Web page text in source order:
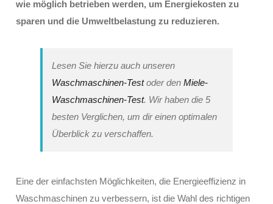
wie möglich betrieben werden, um Energiekosten zu
sparen und die Umweltbelastung zu reduzieren.
Lesen Sie hierzu auch unseren
Waschmaschinen-Testoder den Miele-
Waschmaschinen-Test. Wir haben die 5
besten Verglichen, um dir einen optimalen
Überblick zu verschaffen.
Eine der einfachsten Möglichkeiten, die Energieeffizienz in
Waschmaschinen zu verbessern, ist die Wahl des richtigen